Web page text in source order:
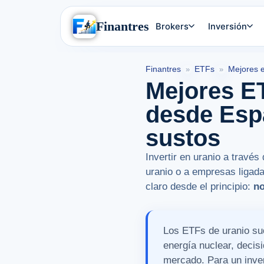
Finantres Brokers Inversión
Finantres » ETFs » Mejores
Mejores
desde
sustos
Invertir en uranio a
uranio o a empresas
claro desde el principio:
Los ETFs de uranio
energía nuclear,
mercado. Para un